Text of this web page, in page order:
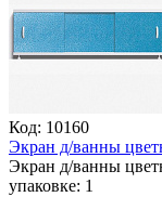
Код: 10160
Экран д/ванны
Экран д/ванны
упаковке: 1